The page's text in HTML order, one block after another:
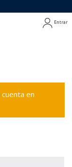
Entrar
en